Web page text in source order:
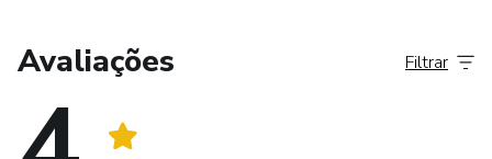
Avaliações Filtrar